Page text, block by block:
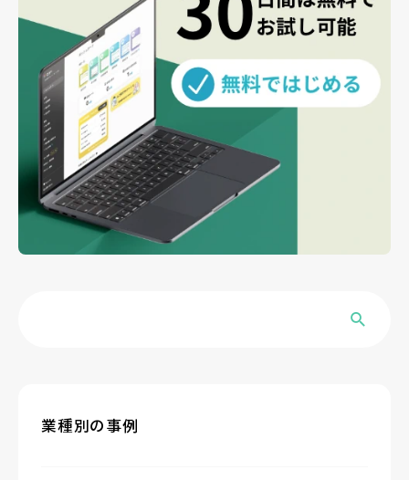
業種別の事例